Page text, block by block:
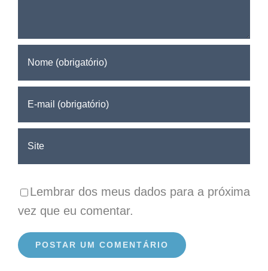
Lembrar dos meus dados para a próxima
vez que eu comentar.